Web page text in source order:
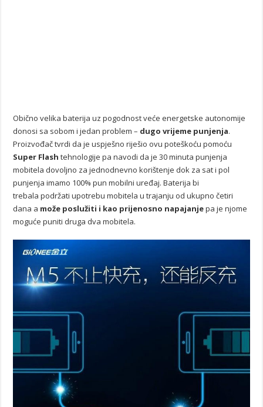
Obično velika baterija uz pogodnost veće energetske autonomije
donosi sa sobom i jedan problem – dugo vrijeme punjenja.
Proizvođač tvrdi da je uspješno riješio ovu poteškoću pomoću
Super Flash tehnologije pa navodi da je 30 minuta punjenja
mobitela dovoljno za jednodnevno korištenje dok za sat i pol
punjenja imamo 100% pun mobilni uređaj. Baterija bi
trebala podržati upotrebu mobitela u trajanju od ukupno četiri
dana a može poslužiti i kao prijenosno napajanjepa je njome
moguće puniti druga dva mobitela.